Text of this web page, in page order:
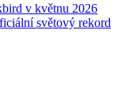
v květnu 2026
světový rekord